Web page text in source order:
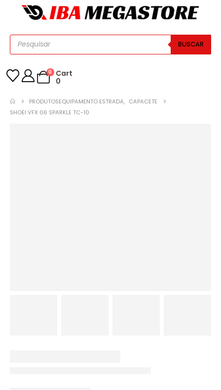
BUSCAR
0
Cart
0
PRODUTOSEQUIPAMENTO ESTRADA, CAPACETE
SHOEI VFX 06 SPARKLE TC-10